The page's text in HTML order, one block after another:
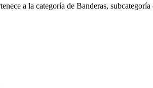
a la categoría de Banderas,